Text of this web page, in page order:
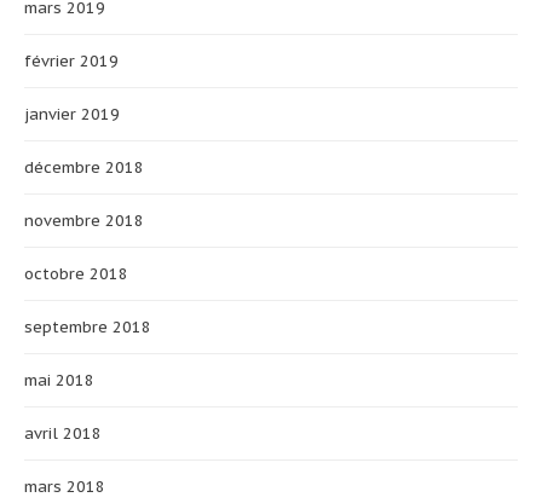
mars 2019
février 2019
janvier 2019
décembre 2018
novembre 2018
octobre 2018
septembre 2018
mai 2018
avril 2018
mars 2018